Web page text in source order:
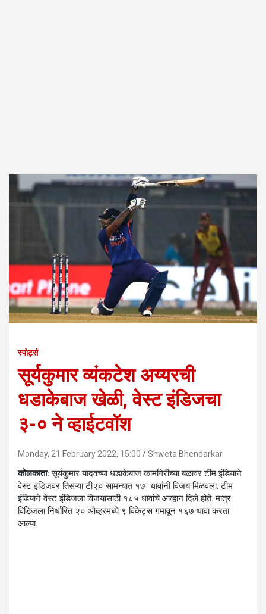
स्पोर्ट्स
सूर्यकुमार व्यंकटेश अय्यरची
धडाकेबाज खेळी, वेस्ट इंडिजचा
३-० ने व्हाईटवॉश
Monday, 21 February 2022, 15:00 Shweta Bhendarkar
कोलकाता: सूर्यकुमार यादवच्या धडाकेबाज कामगिरीच्या बळावर टीम इंडियाने
वेस्ट इंडिजवर तिसऱ्या टी२० सामन्यात १७ धावांनी विजय मिळवला. टीम
इंडियाने वेस्ट इंडिजला विजयासाठी १८५ धावांचे आव्हान दिले होते. मात्र
विंडिजला निर्धारित २० ओव्हरमध्ये ९ विकेट्स गमावून १६७ धावा करता
आल्या.